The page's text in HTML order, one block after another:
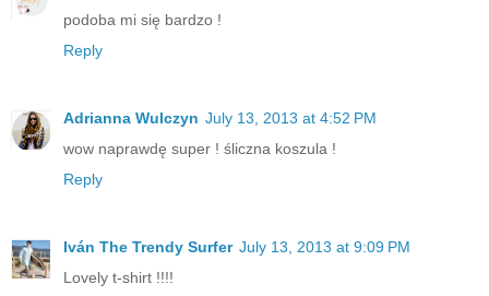
podoba mi się bardzo !
Reply
Adrianna Wulczyn July 13, 2013 at 4:52 PM
wow naprawdę super ! śliczna koszula !
Reply
Iván The Trendy Surfer July 13, 2013 at 9:09 PM
Lovely t-shirt !!!!